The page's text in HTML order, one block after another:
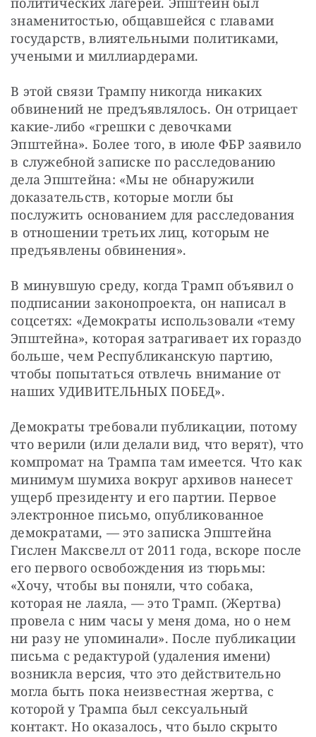
знаменитостью, общавшейся с главами
государств, влиятельными политиками,
учеными и миллиардерами.
В этой связи Трампу никогда никаких
обвинений не предъявлялось. Он отрицает
какие-либо «грешки с девочками
Эпштейна». Более того, в июле ФБР заявило
в служебной записке по расследованию
дела Эпштейна: «Мы не обнаружили
доказательств, которые могли бы
послужить основанием для расследования
в отношении третьих лиц, которым не
предъявлены обвинения».
В минувшую среду, когда Трамп объявил о
подписании законопроекта, он написал в
соцсетях: «Демократы использовали «тему
Эпштейна», которая затрагивает их гораздо
больше, чем Республиканскую партию,
чтобы попытаться отвлечь внимание от
наших УДИВИТЕЛЬНЫХ ПОБЕД».
Демократы требовали публикации, потому
что верили (или делали вид, что верят), что
компромат на Трампа там имеется. Что как
минимум шумиха вокруг архивов нанесет
ущерб президенту и его партии. Первое
электронное письмо, опубликованное
демократами, — это записка Эпштейна
Гислен Максвелл от 2011 года, вскоре после
его первого освобождения из тюрьмы:
«Хочу, чтобы вы поняли, что собака,
которая не лаяла, — это Трамп. (Жертва)
провела с ним часы у меня дома, но о нем
ни разу не упоминали». После публикации
письма с редактурой (удаления имени)
возникла версия, что это действительно
могла быть пока неизвестная жертва, с
которой у Трампа был сексуальный
контакт. Но оказалось, что было скрыто